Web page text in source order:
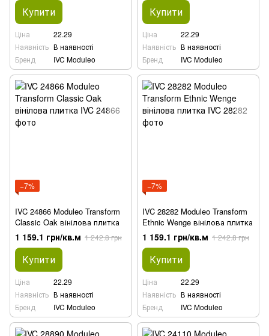
Купити
Ціна
22.29
Наявність В наявності
Бренд
IVC Moduleo
Купити
Ціна
22.29
Наявність В наявності
Бренд
IVC Moduleo
−7%
IVC 24866 Moduleo Transform
Classic Oak вінілова плитка
1 159.1 грн/кв.м 1 242.8 грн
Купити
Ціна
22.29
Наявність В наявності
Бренд
IVC Moduleo
−7%
IVC 28282 Moduleo Transform
Ethnic Wenge вінілова плитка
1 159.1 грн/кв.м 1 242.8 грн
Купити
Ціна
22.29
Наявність В наявності
Бренд
IVC Moduleo